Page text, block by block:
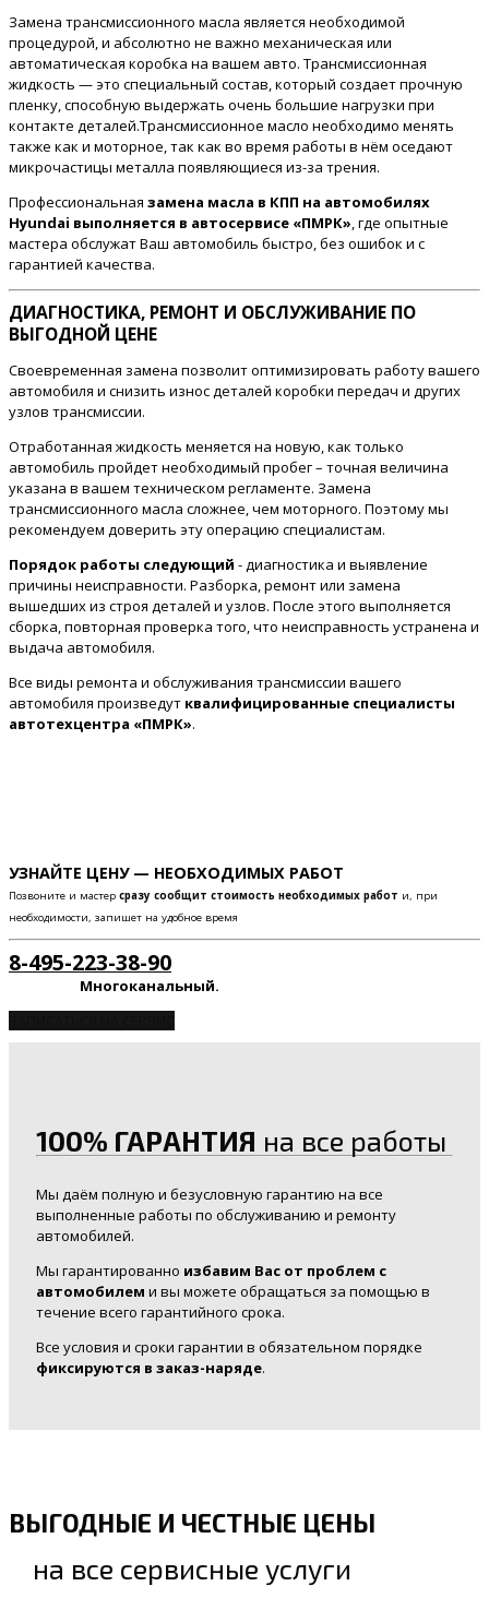
Замена трансмиссионного масла является необходимой
процедурой, и абсолютно не важно механическая или
автоматическая коробка на вашем авто. Трансмиссионная
жидкость — это специальный состав, который создает прочную
пленку, способную выдержать очень большие нагрузки при
контакте деталей.Трансмиссионное масло необходимо менять
также как и моторное, так как во время работы в нём оседают
микрочастицы металла появляющиеся из-за трения.
Профессиональная замена масла в КПП на автомобилях
Hyundai выполняется в автосервисе «ПМРК», где опытные
мастера обслужат Ваш автомобиль быстро, без ошибок и с
гарантией качества.
ДИАГНОСТИКА, РЕМОНТ И ОБСЛУЖИВАНИЕ ПО
ВЫГОДНОЙ ЦЕНЕ
Своевременная замена позволит оптимизировать работу вашего
автомобиля и снизить износ деталей коробки передач и других
узлов трансмиссии.
Отработанная жидкость меняется на новую, как только
автомобиль пройдет необходимый пробег – точная величина
указана в вашем техническом регламенте. Замена
трансмиссионного масла сложнее, чем моторного. Поэтому мы
рекомендуем доверить эту операцию специалистам.
Порядок работы следующий - диагностика и выявление
причины неисправности. Разборка, ремонт или замена
вышедших из строя деталей и узлов. После этого выполняется
сборка, повторная проверка того, что неисправность устранена и
выдача автомобиля.
Все виды ремонта и обслуживания трансмиссии вашего
автомобиля произведут квалифицированные специалисты
автотехцентра «ПМРК».
УЗНАЙТЕ ЦЕНУ — НЕОБХОДИМЫХ РАБОТ
Позвоните и мастер сразу сообщит стоимость необходимых работ и, при
необходимости, запишет на удобное время
8-495-223-38-90
Многоканальный.
100% ГАРАНТИЯ на все работы
Мы даём полную и безусловную гарантию на все
выполненные работы по обслуживанию и ремонту
автомобилей.
Мы гарантированно избавим Вас от проблем с
автомобилем и вы можете обращаться за помощью в
течение всего гарантийного срока.
Все условия и сроки гарантии в обязательном порядке
фиксируются в заказ-наряде.
ВЫГОДНЫЕ И ЧЕСТНЫЕ ЦЕНЫ
на все сервисные услуги